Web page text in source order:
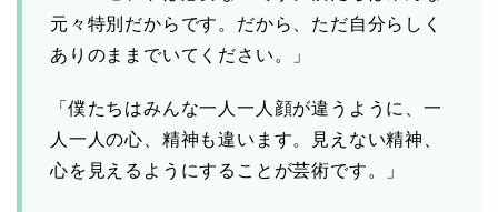
元々特別だからです。だから、ただ自分らしく
ありのままでいてください。」
「僕たちはみんな一人一人顔が違うように、一
人一人の心、精神も違います。見えない精神、
心を見えるようにすることが芸術です。」